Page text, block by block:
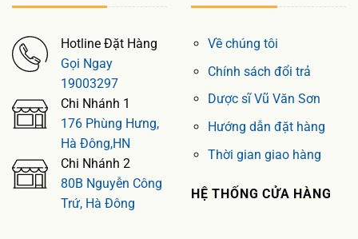
Hotline Đặt Hàng
Gọi Ngay
19003297
Chi Nhánh 1
176 Phùng Hưng,
Hà Đông,HN
Chi Nhánh 2
80B Nguyễn Công
Trứ, Hà Đông
Về chúng tôi
Chính sách đổi trả
Dược sĩ Vũ Văn Sơn
Hướng dẫn đặt hàng
Thời gian giao hàng
HỆ THỐNG CỬA HÀNG